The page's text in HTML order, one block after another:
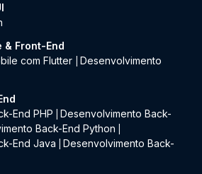
& Front-End
com Flutter
Desenvolvimento
End PHP
Desenvolvimento Back-
Back-End Python
End Java
Desenvolvimento Back-